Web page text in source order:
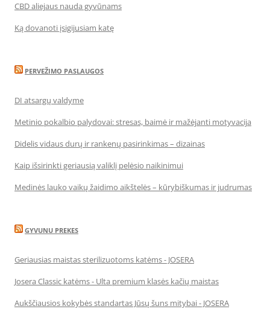
CBD aliejaus nauda gyvūnams
Ką dovanoti įsigijusiam katę
PERVEŽIMO PASLAUGOS
DI atsargų valdyme
Metinio pokalbio palydovai: stresas, baimė ir mažėjanti motyvacija
Didelis vidaus durų ir rankenų pasirinkimas – dizainas
Kaip išsirinkti geriausią valiklį pelėsio naikinimui
Medinės lauko vaikų žaidimo aikštelės – kūrybiškumas ir judrumas
GYVUNU PREKES
Geriausias maistas sterilizuotoms katėms - JOSERA
Josera Classic katėms - Ulta premium klasės kačių maistas
Aukščiausios kokybės standartas Jūsų šuns mitybai - JOSERA